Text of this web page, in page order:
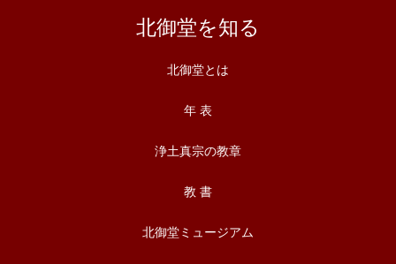
北御堂を知る
北御堂とは
年 表
浄土真宗の教章
教 書
北御堂ミュージアム